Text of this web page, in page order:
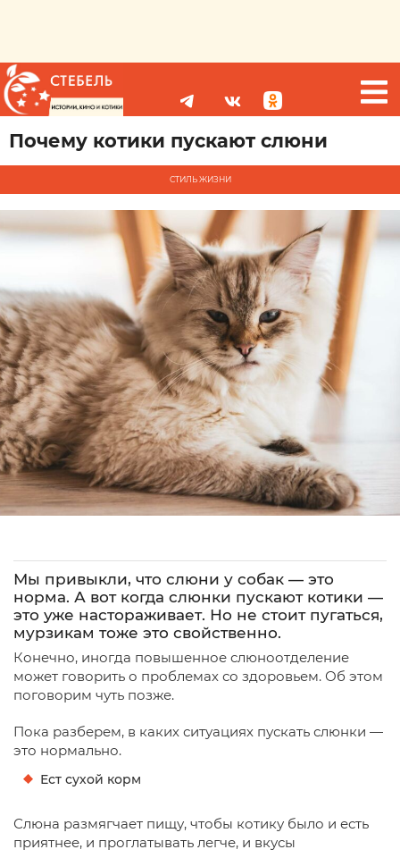
Почему котики пускают слюни
СТИЛЬ ЖИЗНИ
Мы привыкли, что слюни у собак — это
норма. А вот когда слюнки пускают котики —
это уже настораживает. Но не стоит пугаться,
мурзикам тоже это свойственно.
Конечно, иногда повышенное слюноотделение
может говорить о проблемах со здоровьем. Об этом
поговорим чуть позже.
Пока разберем, в каких ситуациях пускать слюнки —
это нормально.
Ест сухой корм
Слюна размягчает пищу, чтобы котику было и есть
приятнее, и проглатывать легче, и вкусы